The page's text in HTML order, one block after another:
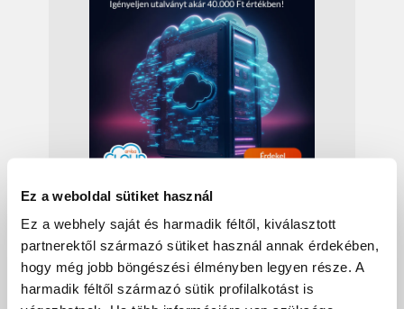
Ez a weboldal sütiket használ
Ez a webhely saját és harmadik féltől, kiválasztott
partnerektől származó sütiket használ annak érdekében,
hogy még jobb böngészési élményben legyen része. A
harmadik féltől származó sütik profilalkotást is
Ez is érdekelhet!